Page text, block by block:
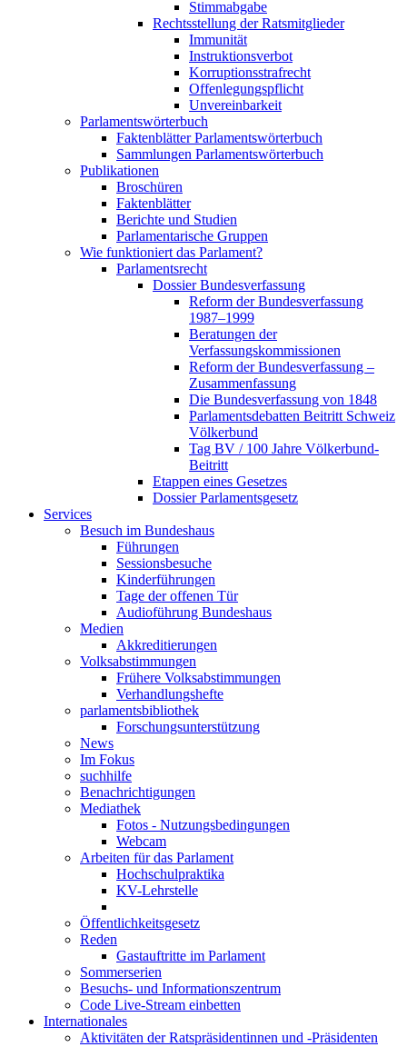
Stimmabgabe
Rechtsstellung der Ratsmitglieder
Immunität
Instruktionsverbot
Korruptionsstrafrecht
Offenlegungspflicht
Unvereinbarkeit
Parlamentswörterbuch
Faktenblätter Parlamentswörterbuch
Sammlungen Parlamentswörterbuch
Publikationen
Broschüren
Faktenblätter
Berichte und Studien
Parlamentarische Gruppen
Wie funktioniert das Parlament?
Parlamentsrecht
Dossier Bundesverfassung
Reform der Bundesverfassung
1987–1999
Beratungen der
Verfassungskommissionen
Reform der Bundesverfassung –
Zusammenfassung
Die Bundesverfassung von 1848
Parlamentsdebatten Beitritt Schweiz
Völkerbund
Tag BV / 100 Jahre Völkerbund-
Beitritt
Etappen eines Gesetzes
Dossier Parlamentsgesetz
Services
Besuch im Bundeshaus
Führungen
Sessionsbesuche
Kinderführungen
Tage der offenen Tür
Audioführung Bundeshaus
Medien
Akkreditierungen
Volksabstimmungen
Frühere Volksabstimmungen
Verhandlungshefte
parlamentsbibliothek
Forschungsunterstützung
News
Im Fokus
suchhilfe
Benachrichtigungen
Mediathek
Fotos - Nutzungsbedingungen
Webcam
Arbeiten für das Parlament
Hochschulpraktika
KV-Lehrstelle
Öffentlichkeitsgesetz
Reden
Gastauftritte im Parlament
Sommerserien
Besuchs- und Informationszentrum
Code Live-Stream einbetten
Internationales
Aktivitäten der Ratspräsidentinnen und -Präsidenten